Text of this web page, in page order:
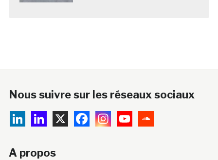
Nous suivre sur les réseaux sociaux
A propos